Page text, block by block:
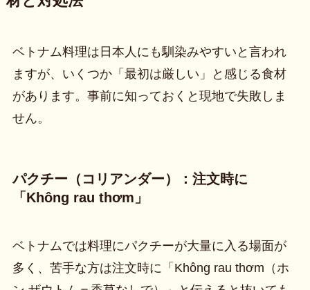
ベトナム料理は日本人にも馴染みやすいと言われ
ますが、いくつか「最初は厳しい」と感じる食材
があります。事前に知っておくと現地で失敗しま
せん。
パクチー（コリアンダー）：注文時に
「Không rau thơm」
ベトナムでは料理にパクチーが大量に入る場面が
多く、苦手な方は注文時に「Không rau thơm（ホ